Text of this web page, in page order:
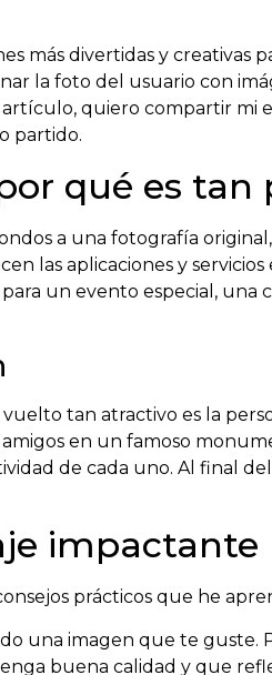
más divertidas y creativas
la foto del usuario con
quiero compartir mi
partido.
qué es tan
a una fotografía
las aplicaciones y
un evento especial,
vuelto tan atractivo es la
en un famoso
de cada uno. Al final
impactante
prácticos que he
una imagen que te
buena calidad y que